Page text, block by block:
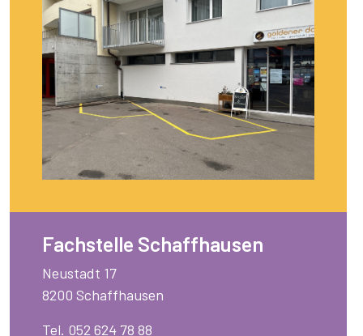
Fachstelle Schaffhausen
Neustadt 17
8200 Schaffhausen
Tel. 052 624 78 88